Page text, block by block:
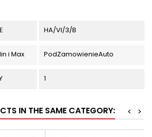
HA/VI/3/B
i Max PodZamowienieAuto
1
IN THE SAME CATEGORY: >
<